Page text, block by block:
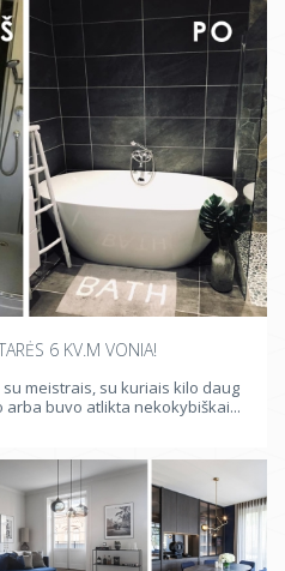
6 KV.M VONIA!
meistrais, su kuriais kilo daug
buvo atlikta nekokybiškai...